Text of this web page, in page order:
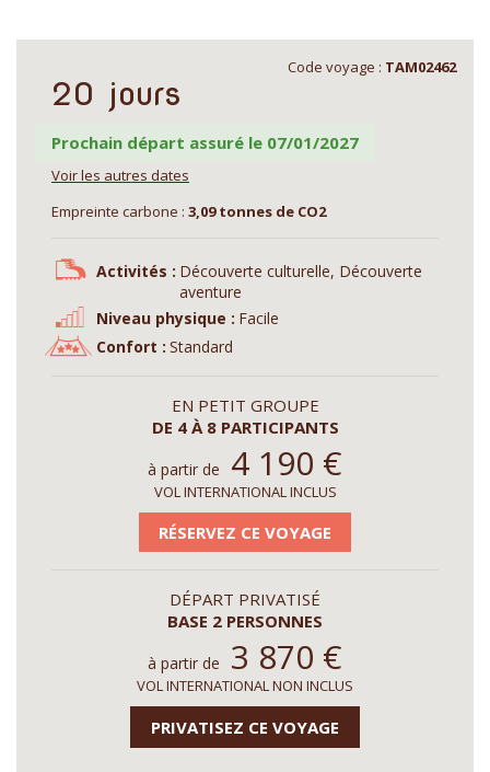
Code voyage : TAM02462
20 jours
Prochain départ assuré le 07/01/2027
Voir les autres dates
Empreinte carbone : 3,09 tonnes de CO2
Activités : Découverte culturelle, Découverte
aventure
Niveau physique : Facile
Confort : Standard
EN PETIT GROUPE
DE 4 À 8 PARTICIPANTS
à partir de 4 190 €
VOL INTERNATIONAL INCLUS
RÉSERVEZ CE VOYAGE
DÉPART PRIVATISÉ
BASE 2 PERSONNES
à partir de 3 870 €
VOL INTERNATIONAL NON INCLUS
PRIVATISEZ CE VOYAGE